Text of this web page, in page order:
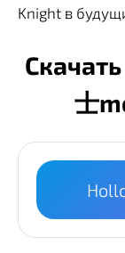
Knight в
士